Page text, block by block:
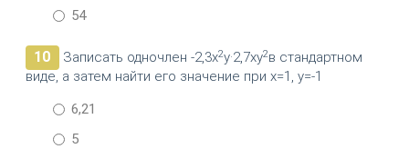
54
10 Записать одночлен -2,3x2y·2,7xy2в стандартном
виде, а затем найти его значение при х=1, у=-1
6,21
5